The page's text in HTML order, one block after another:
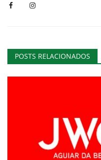
POSTS RELACIONADOS